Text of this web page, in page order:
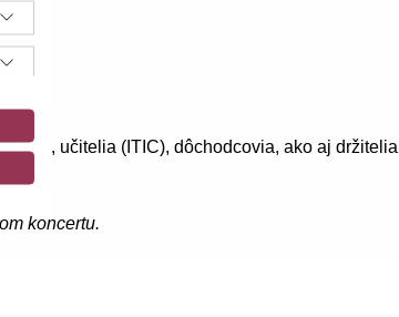
učitelia (ITIC), dôchodcovia, ako aj držitelia
koncertu.